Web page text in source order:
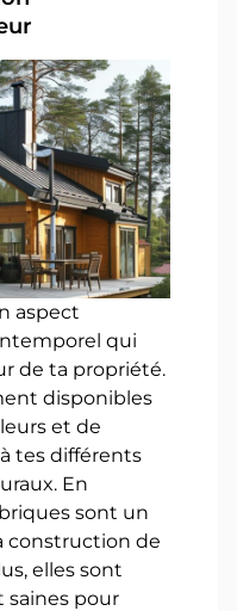
aspect
qui
de ta propriété.
disponibles
et de
tes différents
En
sont un
construction de
elles sont
saines pour